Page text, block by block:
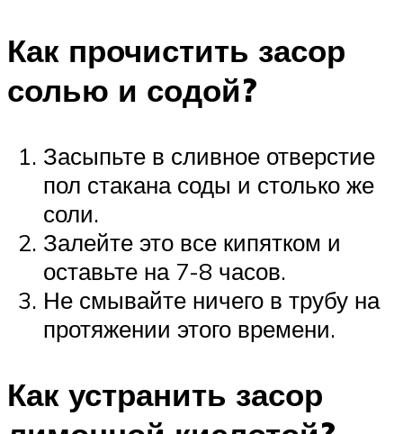
Как прочистить засор
солью и содой?
Засыпьте в сливное отверстие
пол стакана соды и столько же
соли.
Залейте это все кипятком и
оставьте на 7-8 часов.
Не смывайте ничего в трубу на
протяжении этого времени.
Как устранить засор